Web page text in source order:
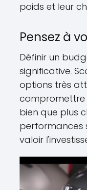
poids et leur
Pensez à
Définir un
significative.
options très
compromettre
bien que plus
performances
valoir